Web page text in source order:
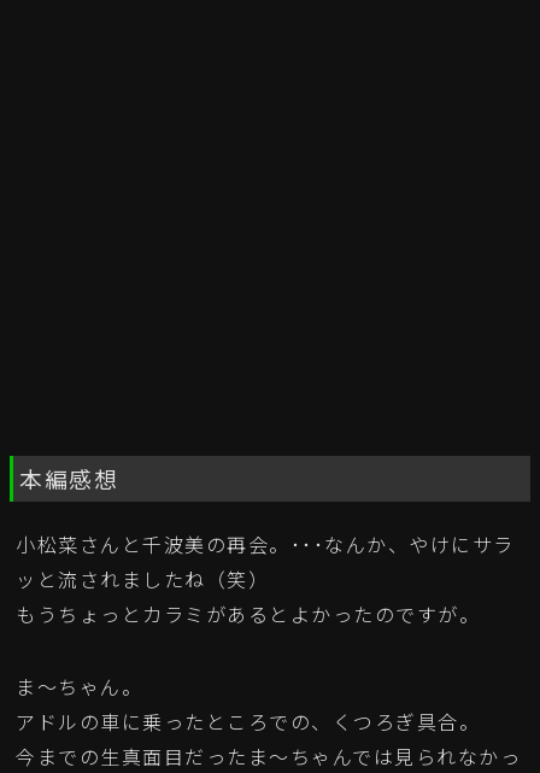
本編感想
小松菜さんと千波美の再会。･･･なんか、やけにサラ
ッと流されましたね（笑）
もうちょっとカラミがあるとよかったのですが。
ま～ちゃん。
アドルの車に乗ったところでの、くつろぎ具合。
今までの生真面目だったま～ちゃんでは見られなかっ